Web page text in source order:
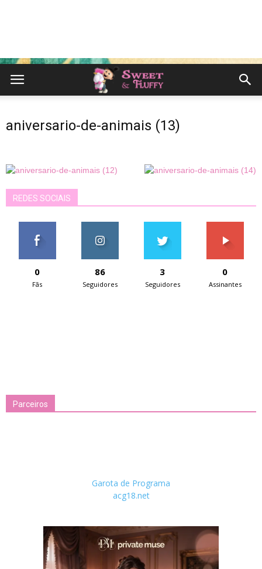
aniversario-de-animais (13)
REDES SOCIAIS
0
Fãs
86
Seguidores
3
Seguidores
0
Assinantes
Parceiros
Garota de Programa
acg18.net